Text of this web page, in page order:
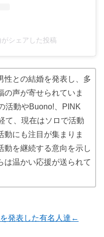
シェアした投稿
性との結婚を発表し、多
の声が寄せられていま
活動やBuono!、PINK
て、現在はソロで活動
動にも注目が集まりま
動を継続する意向を示し
は温かい応援が送られて
発表した有名人達←